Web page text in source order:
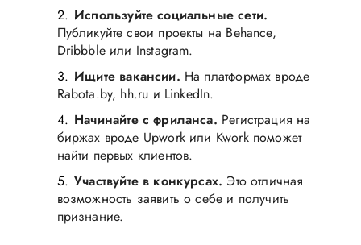
Используйте социальные сети.
Публикуйте свои проекты на Behance,
Dribbble или Instagram.
Ищите вакансии. На платформах вроде
Rabota.by, hh.ru и LinkedIn.
Начинайте с фриланса. Регистрация на
биржах вроде Upwork или Kwork поможет
найти первых клиентов.
Участвуйте в конкурсах. Это отличная
возможность заявить о себе и получить
признание.